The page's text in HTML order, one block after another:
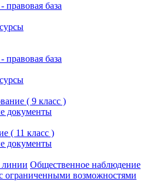
база
база
( 9 класс )
документы
( 11 класс )
документы
линии Общественное наблюдение
ограниченными возможностями